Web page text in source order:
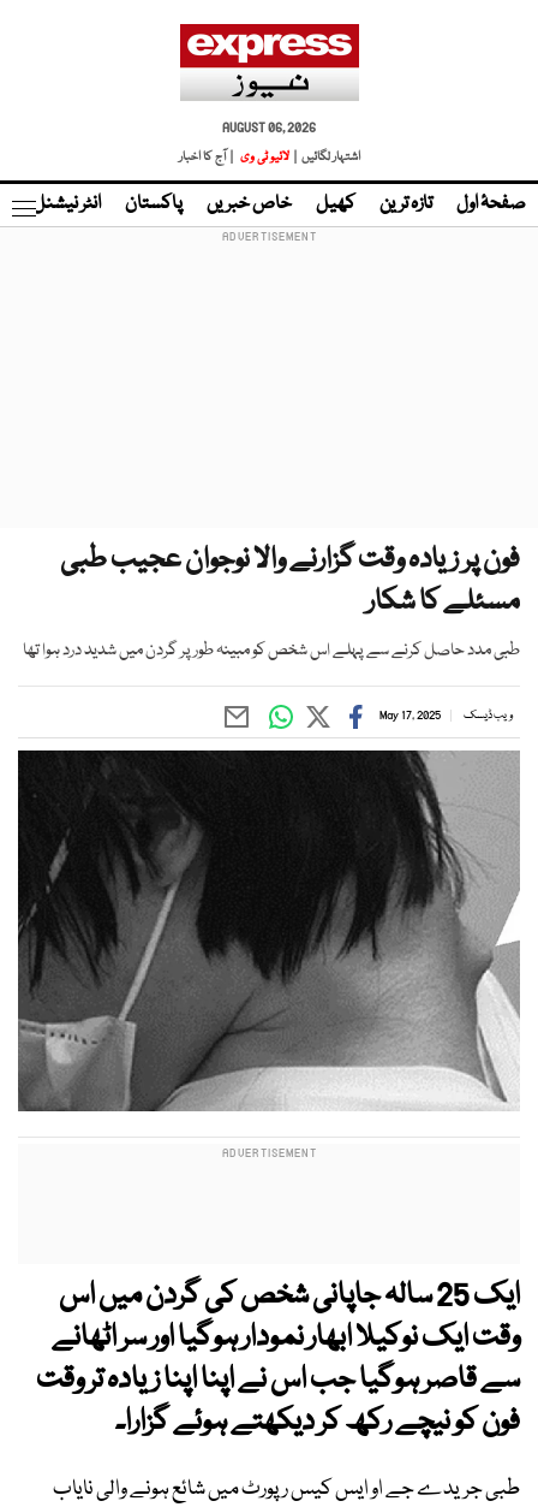
AUGUST 06, 2026
اشتہار لگائیں |
لائیو ٹی وی | آج کا اخبار
صفحۂ اول تازہ ترین کھیل خاص خبریں پاکستان انٹر نیشنل
فون پر زیادہ وقت گزارنے والا نوجوان عجیب طبی
مسئلے کا شکار
طبی مدد حاصل کرنے سے پہلے اس شخص کو مبینہ طور پر گردن میں شدید درد ہوا تھا
ویب ڈیسک May 17, 2025
ایک 25 سالہ جاپانی شخص کی گردن میں اس
وقت ایک نوکیلا ابھار نمودار ہوگیا اور سر اٹھانے
سے قاصر ہوگیا جب اس نے اپنا اپنا زیادہ تر وقت
فون کو نیچے رکھ کر دیکھتے ہوئے گزارا۔
طبی جریدے جے او ایس کیس رپورٹ میں شائع ہونے والی نایاب